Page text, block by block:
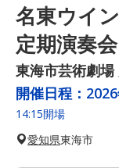
名東ウイ
定期演奏会
東海市芸術劇場
開催日程：
14:15開場
愛知県東海市